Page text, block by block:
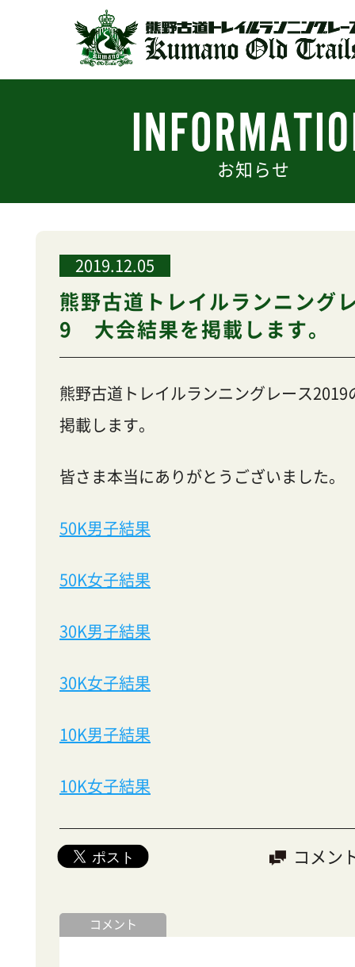
お知らせ
2019.12.05
熊野古道トレイルランニング
9 大会結果を掲載します。
熊野古道トレイルランニングレース2019
掲載します。
皆さま本当にありがとうございました。
50K男子結果
50K女子結果
30K男子結果
30K女子結果
10K男子結果
10K女子結果
コメン
コメント